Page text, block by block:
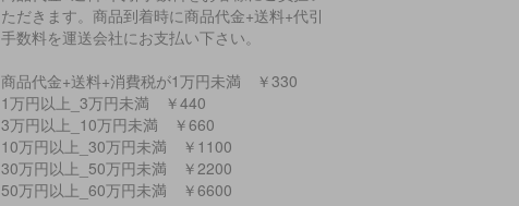
ただきます。商品到着時に商品代金+送料+代引
手数料を運送会社にお支払い下さい。
商品代金+送料+消費税が1万円未満 ￥330
1万円以上_3万円未満 ￥440
3万円以上_10万円未満 ￥660
10万円以上_30万円未満 ￥1100
30万円以上_50万円未満 ￥2200
50万円以上_60万円未満 ￥6600